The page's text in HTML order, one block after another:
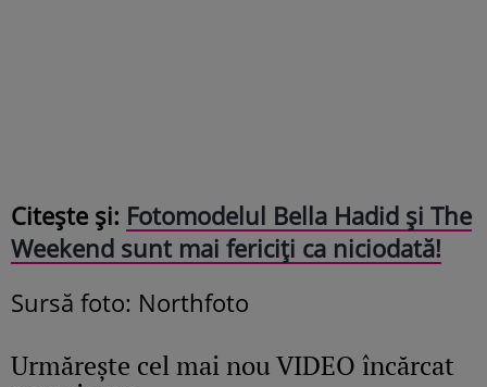
Citește și: Fotomodelul Bella Hadid și The
Weekend sunt mai fericiți ca niciodată!
Sursă foto: Northfoto
Urmăreşte cel mai nou VIDEO încărcat